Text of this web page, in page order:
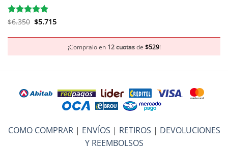
Valorado
$6.350 El
precio
era:
$5.715El
precio
es:
$5.715.
¡Compralo en 12 cuotasde $529!
COMO COMPRAR| ENVÍOS | RETIROS | DEVOLUCIONES
Y REEMBOLSOS